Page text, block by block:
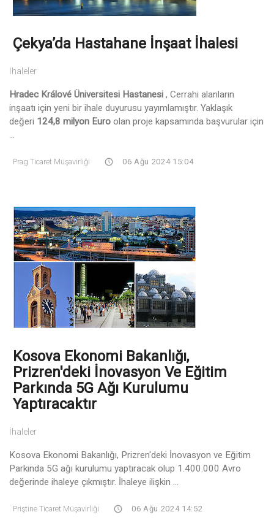
Çekya’da Hastahane İnşaat İhalesi
İhaleler
Hradec Králové Üniversitesi Hastanesi , Cerrahi alanların
inşaatı için yeni bir ihale duyurusu yayımlamıştır. Yaklaşık
değeri 124,8 milyon Euro olan proje kapsamında başvurular için
Prag Ticaret Müşavirliği 06 Ağu 2024 15:04
Kosova Ekonomi Bakanlığı,
Prizren'deki İnovasyon Ve Eğitim
Parkında 5G Ağı Kurulumu
Yaptıracaktır
İhaleler
Kosova Ekonomi Bakanlığı, Prizren'deki İnovasyon ve Eğitim
Parkında 5G ağı kurulumu yaptıracak olup 1.400.000 Avro
değerinde ihaleye çıkmıştır. İhaleye ilişkin ...
Priştine Ticaret Müşavirliği 06 Ağu 2024 14:52